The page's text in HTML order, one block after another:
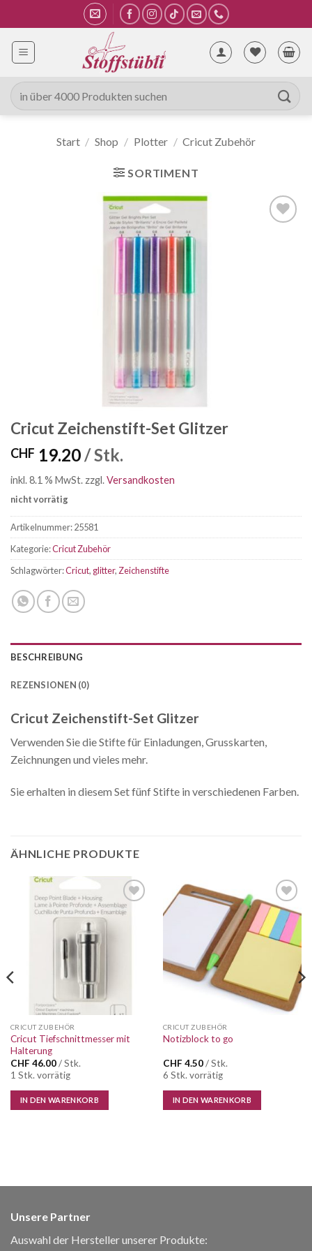
Inhalt
springen
Suche
nach:
Start / Shop / Plotter / Cricut Zubehör
SORTIMENT
Cricut Zeichenstift-Set Glitzer
CHF 19.20/ Stk.
inkl. 8.1 % MwSt. zzgl.Versandkosten
nicht vorrätig
Artikelnummer:25581
Kategorie:Cricut Zubehör
Schlagwörter:Cricut, glitter, Zeichenstifte
BESCHREIBUNG
REZENSIONEN (0)
Cricut Zeichenstift-Set Glitzer
Verwenden Sie die Stifte für Einladungen, Grusskarten,
Zeichnungen und vieles mehr.
Sie erhalten in diesem Set fünf Stifte in verschiedenen Farben.
ÄHNLICHE PRODUKTE
Auf die
Wunschliste
CRICUT ZUBEHÖR
Cricut Tiefschnittmesser mit
Halterung
CHF 46.00/ Stk.
1 Stk. vorrätig
IN DEN WARENKORB
Auf die
Wunschliste
CRICUT ZUBEHÖR
Notizblock to go
CHF 4.50/ Stk.
6 Stk. vorrätig
IN DEN WARENKORB
Unsere Partner
Auswahl der Hersteller unserer Produkte: